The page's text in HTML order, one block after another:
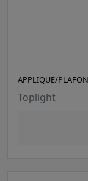
APPLIQUE/
Toplight